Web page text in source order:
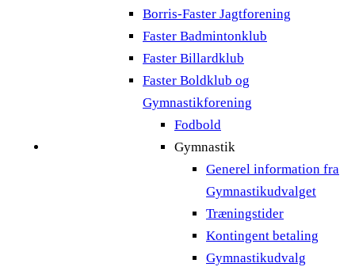
Borris-Faster Jagtforening
Faster Badmintonklub
Faster Billardklub
Faster Boldklub og
Gymnastikforening
Fodbold
Gymnastik
Generel information fra
Gymnastikudvalget
Træningstider
Kontingent betaling
Gymnastikudvalg